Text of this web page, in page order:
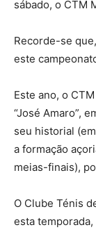
sábado, o CTM
Recorde-se
este
Este ano, o
“José Amaro”,
seu historial
a formação
meias-finais),
O Clube Ténis
esta